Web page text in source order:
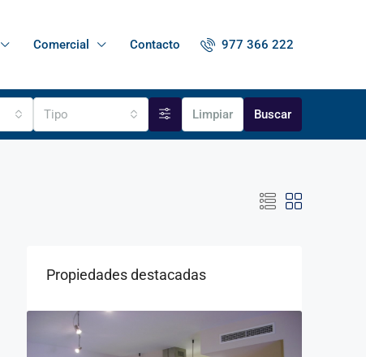
Comercial Contacto 977 366 222
Tipo Limpiar Buscar
Propiedades destacadas